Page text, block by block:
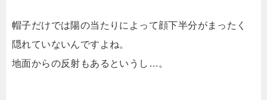
帽子だけでは陽の当たりによって顔下半分がまったく
隠れていないんですよね。
地面からの反射もあるというし…。